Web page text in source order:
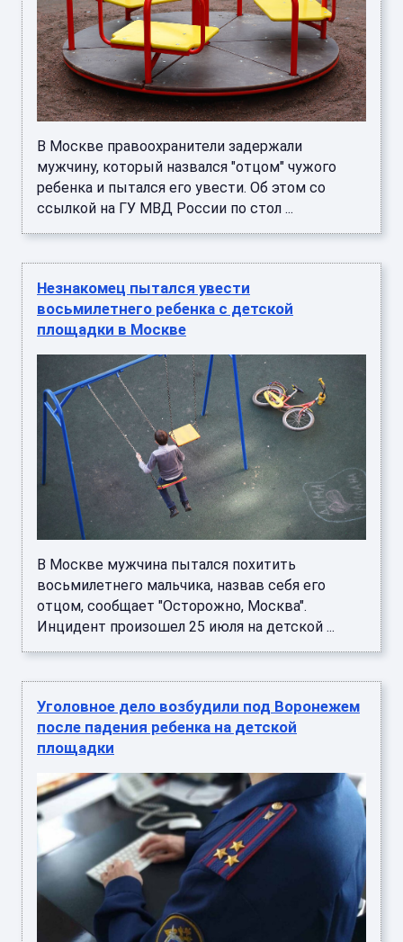
В Москве правоохранители задержали
мужчину, который назвался "отцом" чужого
ребенка и пытался его увести. Об этом со
ссылкой на ГУ МВД России по стол ...
Незнакомец пытался увести
восьмилетнего ребенка с детской
площадки в Москве
В Москве мужчина пытался похитить
восьмилетнего мальчика, назвав себя его
отцом, сообщает "Осторожно, Москва".
Инцидент произошел 25 июля на детской ...
Уголовное дело возбудили под Воронежем
после падения ребенка на детской
площадки